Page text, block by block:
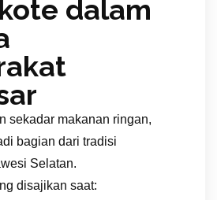
dalam
sekadar makanan ringan,
bagian dari tradisi
Selatan.
disajikan saat: